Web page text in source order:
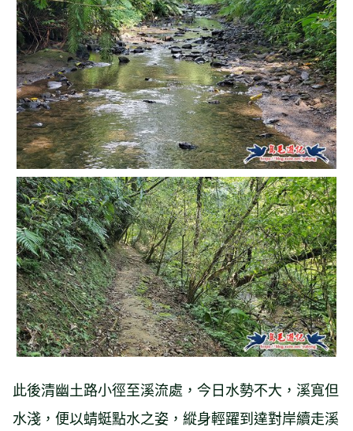
此後清幽土路小徑至溪流處，今日水勢不大，溪寬但
水淺，便以蜻蜓點水之姿，縱身輕躍到達對岸續走溪